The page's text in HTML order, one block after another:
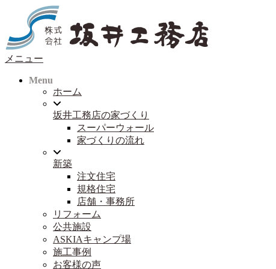
テ
ン
ツ
メニュー
Menu
ホーム
坂井工務店の家づくり
スーパーウォール
家づくりの流れ
新築
注文住宅
規格住宅
店舗・事務所
リフォーム
公共施設
ASKIAキャンプ場
施工事例
お客様の声